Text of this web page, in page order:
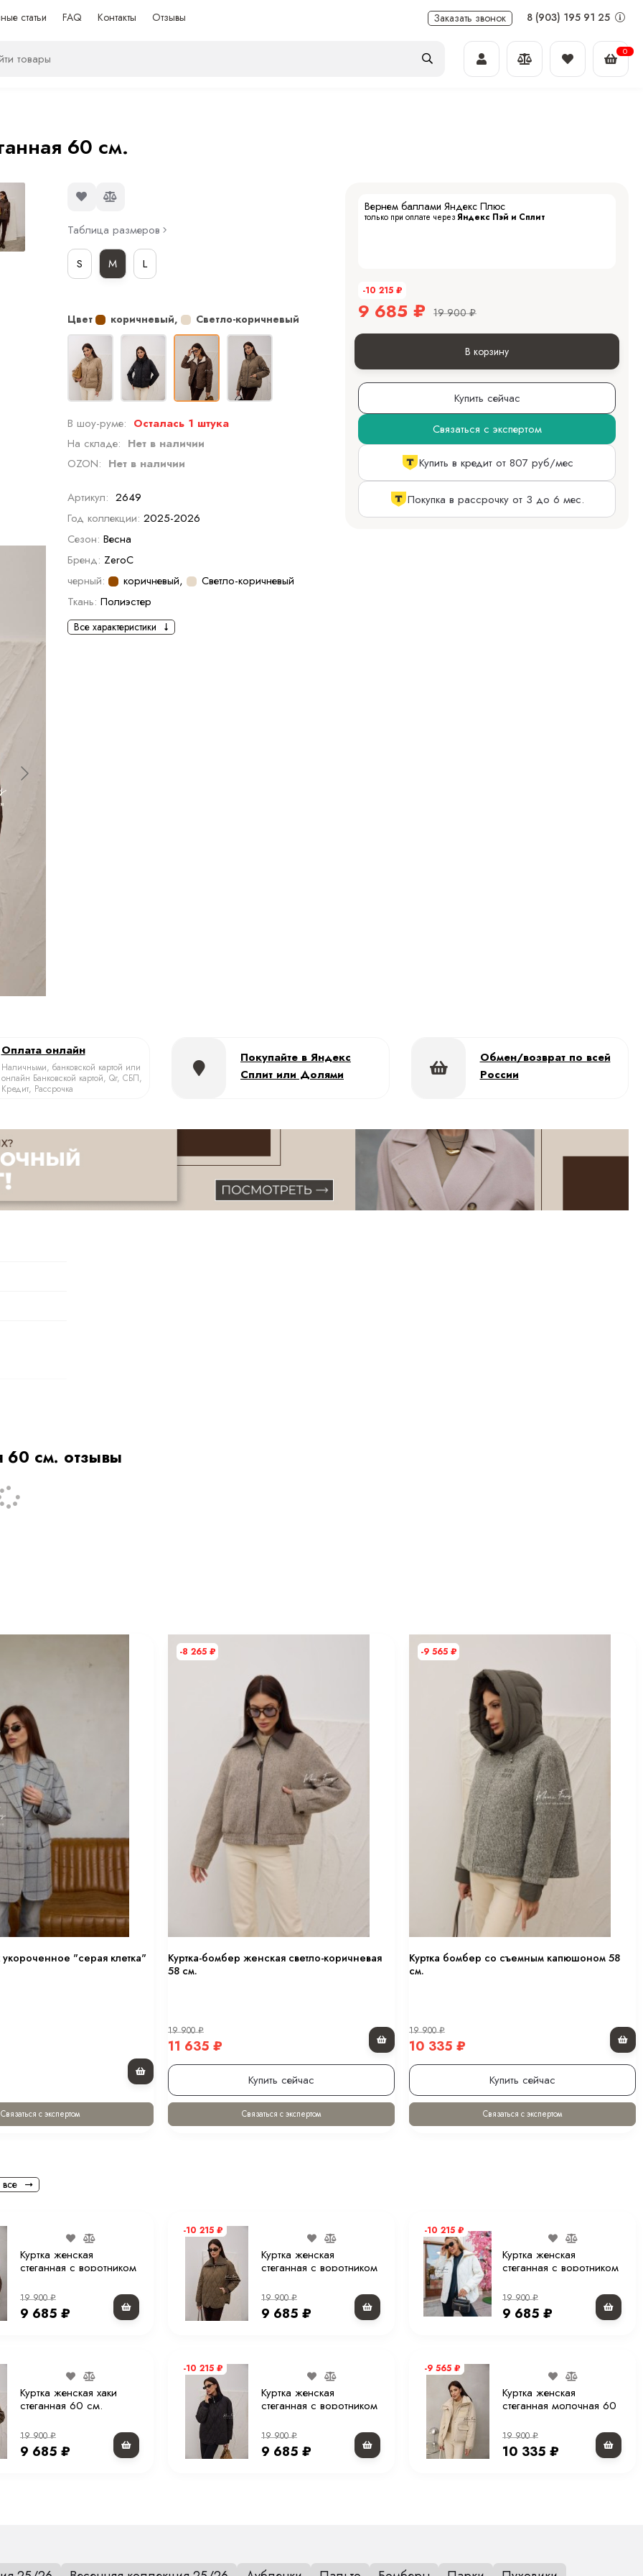
статьи FAQ Контакты Отзывы Заказать звонок 8 (903) 195 91 25
0
60 см.
Таблица размеров
S M L
Цвет коричневый, Светло-коричневый
В шоу-руме: Осталась 1 штука
На складе: Нет в наличии
OZON: Нет в наличии
Артикул: 2649
Год коллекции: 2025-2026
Сезон: Весна
Бренд: ZeroC
черный:
коричневый,
Светло-коричневый
Ткань: Полиэстер
Все характеристики
Вернем баллами Яндекс Плюс
только при оплате черезЯндекс Пэй и Сплит
-10 215 ₽
9 685 ₽ 19 900 ₽
В корзину
Купить сейчас
Связаться с экспертом
Купить в кредит от 807 руб/мес
Покупка в рассрочку от 3 до 6 мес.
Оплата онлайн
Наличными, банковской картой или
онлайн Банковской картой, Qr, СБП,
Кредит, Рассрочка
Покупайте в Яндекс
Сплит или Долями
Обмен/возврат по всей
России
стирка при
60 см. отзывы
"серая клетка"
Связаться с экспертом
-8 265 ₽
Куртка-бомбер женская светло-коричневая
58 см.
19 900₽
11 635 ₽
Купить сейчас
Связаться с экспертом
-9 565 ₽
Куртка бомбер со съемным капюшоном 58
см.
19 900₽
10 335 ₽
Купить сейчас
Связаться с экспертом
Куртка женская
стеганная с воротником
19 900₽
9 685₽
Куртка женская хаки
стеганная 60 см.
19 900₽
9 685₽
-10 215 ₽
Куртка женская
стеганная с воротником
19 900₽
9 685₽
-10 215 ₽
Куртка женская
стеганная с воротником
19 900₽
9 685₽
-10 215 ₽
Куртка женская
стеганная с воротником
19 900₽
9 685₽
-9 565 ₽
Куртка женская
стеганная молочная 60
19 900₽
10 335₽